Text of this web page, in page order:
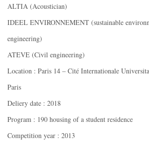
ALTIA (Acoustician)
IDEEL ENVIRONNEMENT (sustainable
engineering)
ATEVE (Civil engineering)
Location : Paris 14 – Cité Internationale
Paris
Deliery date : 2018
Program : 190 housing of a student residence
Competition year : 2013